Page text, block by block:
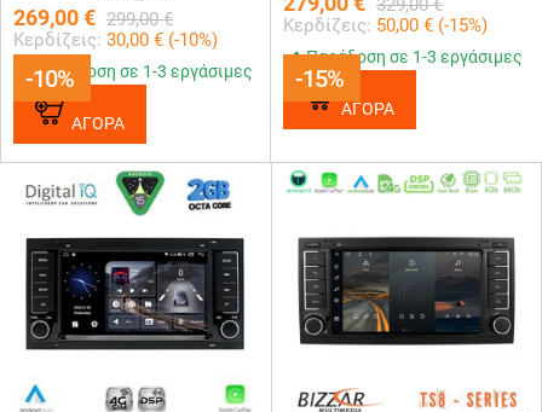
-10%
269,00€ 299,00 €
Κερδίζεις: 30,00 € (-10%)
-10%
Παράδοση σε 1-3 εργάσιμες
ΑΓΟΡΑ
-15%
329,00 €
Κερδίζεις: 50,00 € (-15%)
-15%
Παράδοση σε 1-3 εργάσιμες
ΑΓΟΡΑ